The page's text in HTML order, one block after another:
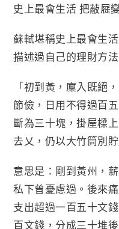
史上最會生活 把蔽屣
蘇軾堪稱史上最會生
描述過自己的理財方法
「初到黃，廩入既絕
節儉，日用不得過百
斷為三十塊，掛屋樑
去乂，仍以大竹筒別
意思是：剛到黃州，
私下曾憂慮過。後來
支出超過一百五十文
百文錢，分成三十堆